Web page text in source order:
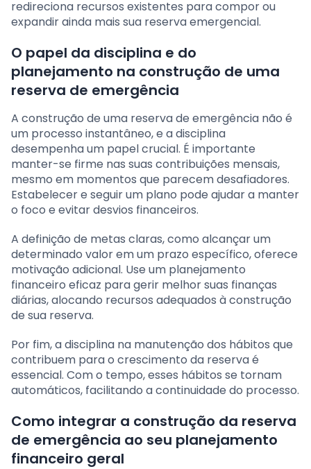
redireciona recursos existentes para compor ou
expandir ainda mais sua reserva emergencial.
O papel da disciplina e do
planejamento na construção de uma
reserva de emergência
A construção de uma reserva de emergência não é
um processo instantâneo, e a disciplina
desempenha um papel crucial. É importante
manter-se firme nas suas contribuições mensais,
mesmo em momentos que parecem desafiadores.
Estabelecer e seguir um plano pode ajudar a manter
o foco e evitar desvios financeiros.
A definição de metas claras, como alcançar um
determinado valor em um prazo específico, oferece
motivação adicional. Use um planejamento
financeiro eficaz para gerir melhor suas finanças
diárias, alocando recursos adequados à construção
de sua reserva.
Por fim, a disciplina na manutenção dos hábitos que
contribuem para o crescimento da reserva é
essencial. Com o tempo, esses hábitos se tornam
automáticos, facilitando a continuidade do processo.
Como integrar a construção da reserva
de emergência ao seu planejamento
financeiro geral